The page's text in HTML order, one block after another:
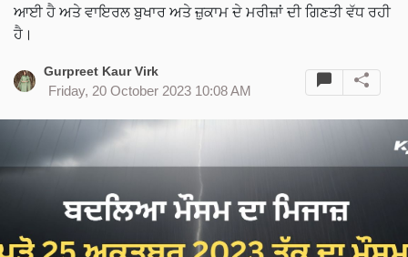
ਆਈ ਹੈ ਅਤੇ ਵਾਇਰਲ ਬੁਖਾਰ ਅਤੇ ਜ਼ੁਕਾਮ ਦੇ ਮਰੀਜ਼ਾਂ ਦੀ ਗਿਣਤੀ ਵੱਧ ਰਹੀ
ਹੈ।
Gurpreet Kaur Virk
Friday, 20 October 2023 10:08 AM